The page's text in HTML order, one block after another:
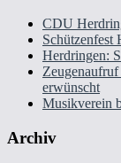
CDU
Schützenfest
Herdringen:
erwünscht
Musikverein
Archiv